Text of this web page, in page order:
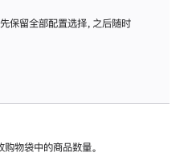
保留全部配置选择，之后随时
物袋中的商品数量。